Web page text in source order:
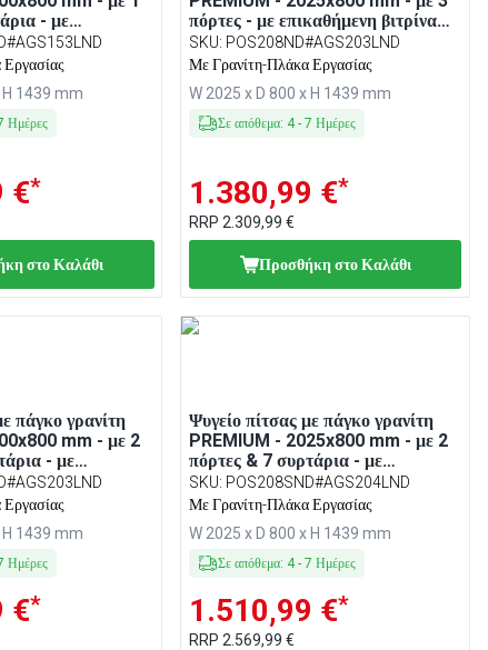
- με
σαλατών LED
H 1439 mm
Ημέρες
€*
στο Καλάθι
πόρτες - με επικαθήμενη βιτρίνα
σαλατών LED - 10x GN 1/4
SKU: POS208ND#AGS203LND
Με Γρανίτη-Πλάκα Εργασίας
W 2025 x D 800 x H 1439 mm
Σε απόθεμα: 4- 7 Ημέρες
1.380,99 €*
RRP 2.309,99 €
Προσθήκη στο Καλάθι
πάγκο γρανίτη
mm - με 2
- με
σαλατών LED
H 1439 mm
Ημέρες
€*
Ψυγείο πίτσας με πάγκο γρανίτη
PREMIUM - 2025x800 mm - με 2
πόρτες & 7 συρτάρια - με
επικαθήμενη βιτρίνα σαλατών LED
- 9x GN 1/3
SKU: POS208SND#AGS204LND
Με Γρανίτη-Πλάκα Εργασίας
W 2025 x D 800 x H 1439 mm
Σε απόθεμα: 4- 7 Ημέρες
1.510,99 €*
RRP 2.569,99 €